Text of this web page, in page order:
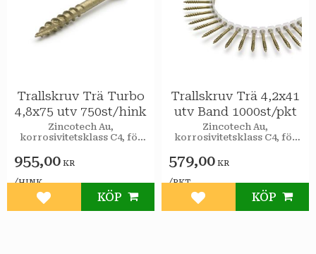
Trallskruv Trä Turbo
4,8x75 utv 750st/hink
Zincotech Au,
korrosivitetsklass C4, för
955,00 KR
/HINK
Lägg till i favoriter
KÖP
Trallskruv Trä 4,2x41
utv Band 1000st/pkt
Zincotech Au,
korrosivitetsklass C4, för
579,00 KR
/PKT
Lägg till i favoriter
KÖP